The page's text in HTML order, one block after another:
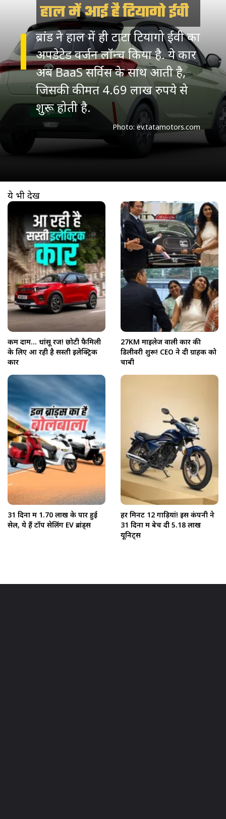
हाल में आई है टियागो ईवी
ब्रांड ने हाल में ही टाटा टियागो ईवी का
अपडेटेड वर्जन लॉन्च किया है. ये कार
अब BaaS सर्विस के साथ आती है,
जिसकी कीमत 4.69 लाख रुपये से
शुरू होती है.
Photo: ev.tatamotors.com
खुल रहा है
ये भी देखें
कम दाम... धांसू रेंज! छोटी फैमिली
के लिए आ रही है सस्ती इलेक्ट्रिक
कार
27KM माइलेज वाली कार की
डिलीवरी शुरू! CEO ने दी ग्राहक को
चाबी
31 दिनों में 1.70 लाख के पार हुई
सेल, ये हैं टॉप सेलिंग EV ब्रांड्स
हर मिनट 12 गाड़ियां! इस कंपनी ने
31 दिनों में बेच दी 5.18 लाख
यूनिट्स